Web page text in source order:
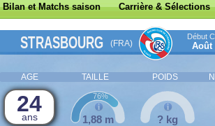
Bilan et Matchs saison Carrière & Sélections
STRASBOURG (FRA)
Début
Août
AGE TAILLE POIDS
24
ans 1,88 m
76%
? kg